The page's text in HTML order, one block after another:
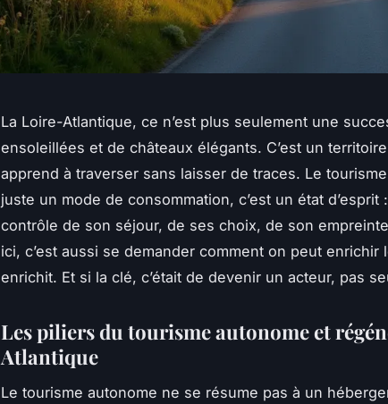
La Loire-Atlantique, ce n’est plus seulement une
ensoleillées et de châteaux élégants. C’est un
apprend à traverser sans laisser de traces. Le
juste un mode de consommation, c’est un état
contrôle de son séjour, de ses choix, de son
ici, c’est aussi se demander comment on peut enrichir
enrichit. Et si la clé, c’était de devenir un acteur, pas
Les piliers du tourisme autonome et
Atlantique
Le tourisme autonome ne se résume pas à un